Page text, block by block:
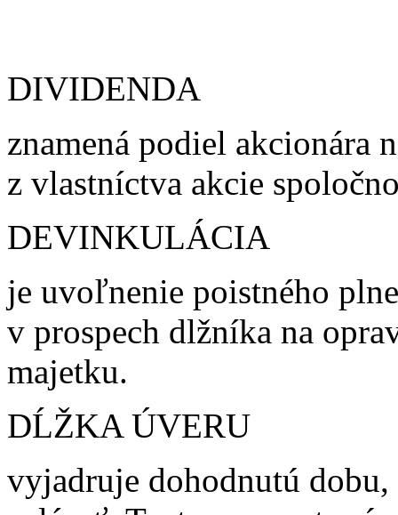
DIVIDENDA
znamená podiel akcionára
z vlastníctva akcie
DEVINKULÁCIA
je uvoľnenie poistného
v prospech dlžníka na
majetku.
DĹŽKA ÚVERU
vyjadruje dohodnutú